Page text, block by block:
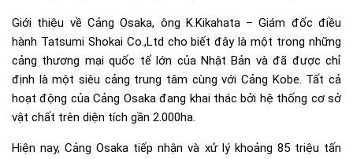
Giới thiệu về Cảng Osaka, ông K.Kikahata – Giám đốc điều
hành Tatsumi Shokai Co.,Ltd cho biết đây là một trong những
cảng thương mại quốc tế lớn của Nhật Bản và đã được chỉ
định là một siêu cảng trung tâm cùng với Cảng Kobe. Tất cả
hoạt động của Cảng Osaka đang khai thác bởi hệ thống cơ sở
vật chất trên diện tích gần 2.000ha.
Hiện nay, Cảng Osaka tiếp nhận và xử lý khoảng 85 triệu tấn